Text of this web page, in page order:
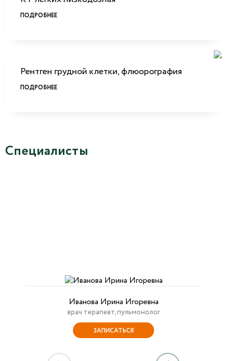
ПОДРОБНЕЕ
Рентген грудной клетки, флюорография
ПОДРОБНЕЕ
Специалисты
Иванова Ирина Игоревна
врач терапевт, пульмонолог
ЗАПИСАТЬСЯ